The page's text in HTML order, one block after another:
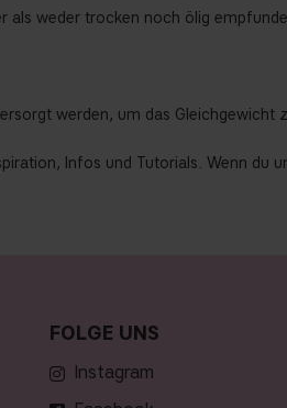
als weder trocken noch ölig
werden, um das Gleichgewicht
Infos und Tutorials. Wenn du
FOLGE UNS
Instagram